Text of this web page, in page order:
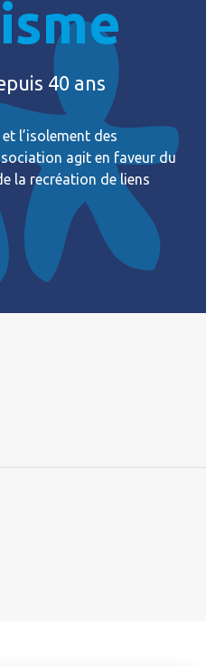
40 ans
l’isolement des
agit en faveur du
la recréation de liens